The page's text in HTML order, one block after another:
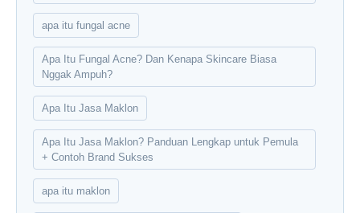
apa itu fungal acne
Apa Itu Fungal Acne? Dan Kenapa Skincare Biasa
Nggak Ampuh?
Apa Itu Jasa Maklon
Apa Itu Jasa Maklon? Panduan Lengkap untuk Pemula
+ Contoh Brand Sukses
apa itu maklon